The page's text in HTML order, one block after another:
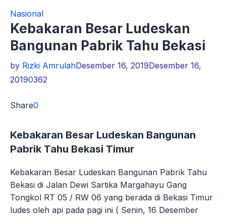
Nasional
Kebakaran Besar Ludeskan
Bangunan Pabrik Tahu Bekasi
by Rizki AmrulahDesember 16, 2019Desember 16,
20190362
Share0
Kebakaran Besar Ludeskan Bangunan
Pabrik Tahu Bekasi Timur
Kebakaran Besar Ludeskan Bangunan Pabrik Tahu
Bekasi di Jalan Dewi Sartika Margahayu Gang
Tongkol RT 05 / RW 06 yang berada di Bekasi Timur
ludes oleh api pada pagi ini ( Senin, 16 Desember